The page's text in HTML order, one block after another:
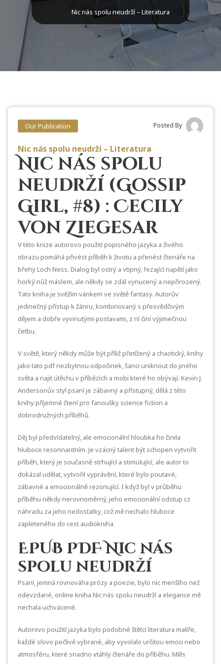
Nic nás spolu neudrží – Literatura
Our Publication Posted By
Nic nás spolu neudrží – Literatura
Nic nás spolu
neudrží (Gossip
Girl, #8) : Cecily
von Ziegesar
V této knize autorovo použití popisného jazyka a živého
obrazu pomáhá přivést příběh k životu a přenést čtenáře na
břehy Loch Ness. Dialog byl ostrý a vtipný, řezající napětí jako
horký nůž máslem, ale někdy se zdál vynucený a nepřirozený.
Tato kniha je svěžím vánkem ve světě fantasy. Autorův
jedinečný přístup k žánru, kombinovaný s přesvědčivým
dějem a dobře vyvinutými postavami, z ní činí výjimečnou
četbu.
V světě, který někdy může být příliž přetížený a chaotický, knihy
jako tato pdf nezbytnou odpočinek, šanci uniknout do jiného
světa a najít útěchu v příbězích a mobi které ho obývají. Kevin J.
Andersonův styl psaní je zábavný a přístupný, dělá z této
knihy příjemné čtení pro fanoušky science fiction a
dobrodružných příběhů.
Děj byl předvídatelný, ale emocionální hloubka ho činila
hluboce resonnantním. Je vzácný talent být schopen vytvořit
příběh, který je současně strhující a stimulující, ale autor to
dokázal udělat, vytvořil vyprávění, které bylo poutavé,
zábavné a emocionálně rezonující. I když byl v průběhu
příběhu někdy nerovnoměrný, jeho emocionální odstup cz
náhradu za jeho nedostatky, což mě nechalo hluboce
zapleteného do cest audiokniha
EPUB PDF Nic nás
spolu neudrží
Psaní, jemná rovnováha prózy a poezie, bylo nic menšího než
odevzdané, online kniha Nic nás spolu neudrží a elegance mě
nechala uchvácené.
Autorovo použití jazyka bylo podobné štětci literatura malíře,
každé slovo pečlivě vybrané, aby vyvolalo určitou emoci nebo
atmosféru, které snadno vtáhly čtenáře do příběhu. Mills